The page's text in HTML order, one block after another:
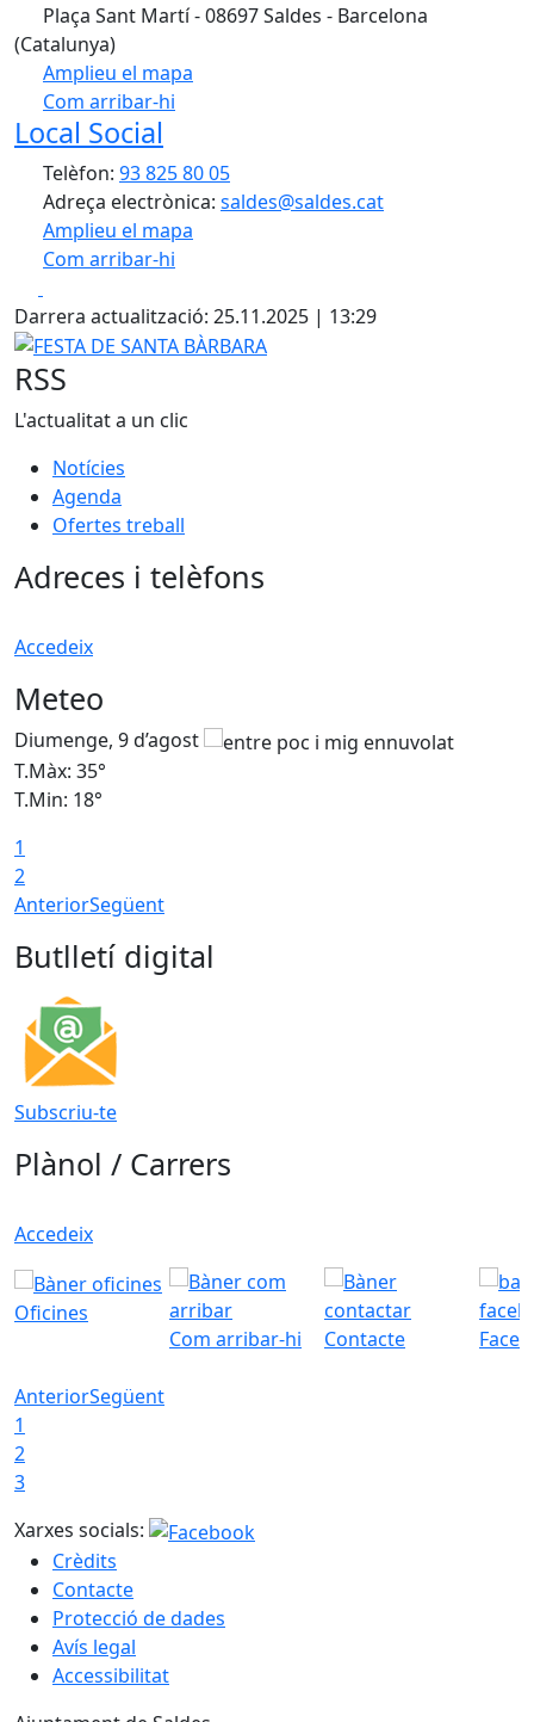
Plaça Sant Martí - 08697 Saldes - Barcelona
(Catalunya)
Amplieu el mapa
Com arribar-hi
+
−
Local Social
Telèfon: 93 825 80 05
Adreça electrònica: saldes@saldes.cat
Amplieu el mapa
Com arribar-hi
+
−
Darrera actualització: 25.11.2025 | 13:29
FESTA DE SANTA BÀRBARA
RSS
L'actualitat a un clic
Notícies
Agenda
Ofertes treball
Adreces i telèfons
Accedeix
Meteo
Diumenge, 9 d’agost
T.Màx: 35°
T.Min: 18°
1
2
AnteriorSegüent
Butlletí digital
Subscriu-te
Plànol / Carrers
Accedeix
Oficines
Com arribar-hi
Contacte
AnteriorSegüent
1
2
3
Xarxes socials:
Crèdits
Contacte
Protecció de dades
Avís legal
Accessibilitat